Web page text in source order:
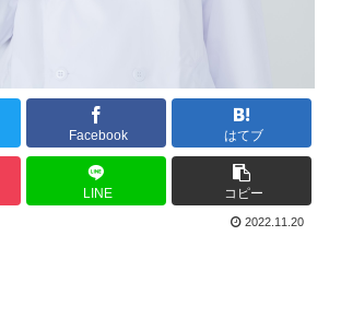
Facebook はてブ
LINE コピー
2022.11.20